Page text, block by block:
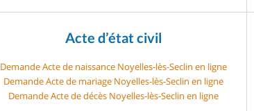
Acte d’état civil
Demande Acte de naissance Noyelles-lès-Seclin en ligne
Demande Acte de mariage Noyelles-lès-Seclin en ligne
Demande Acte de décès Noyelles-lès-Seclin en ligne